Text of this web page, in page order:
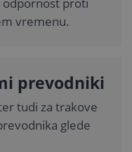
vremenu.
prevodniki
tudi za trakove
glede